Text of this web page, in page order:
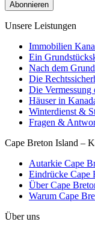
Unsere Leistungen
Immobilien
Ein
Nach dem
Die
Die Vermessung
Häuser in
Winterdienst &
Fragen &
Cape Breton Island –
Autarkie Cape
Eindrücke Cape
Über Cape
Warum Cape
Über uns